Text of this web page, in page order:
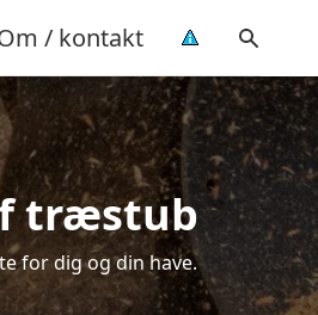
/ kontakt
træstub
for dig og din have.